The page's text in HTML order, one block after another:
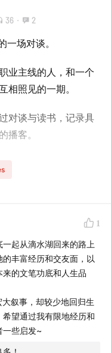
36 · 2
场对谈。
业主线的人，和一个
相照见的一期。
对谈与读书，记录具
播客。
时髦标签来概括自
”的故事。
选择。
，聊人生支点和第二
由之间，如何保留自
1
起从滴水湖回来的路上
丰富经历和交友面，以
的文笔功底和人生品
叙事，却较少地回归生
望通过我有限地经历和
一些启发~